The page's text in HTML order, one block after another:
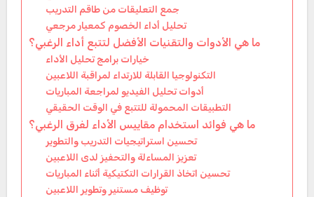
جمع التعليقات من طاقم التدريب
تحليل أداء الخصوم كمعيار مرجعي
ما هي الأدوات والتقنيات الأفضل لتتبع أداء الرغبي؟
خيارات برامج تحليل الأداء
التكنولوجيا القابلة للارتداء لمراقبة اللاعبين
أدوات تحليل الفيديو لمراجعة المباريات
التطبيقات المحمولة للتتبع في الوقت الحقيقي
ما هي فوائد استخدام مقاييس الأداء لفرق الرغبي؟
تحسين استراتيجيات التدريب والتطوير
تعزيز المساءلة والتحفيز لدى اللاعبين
تحسين اتخاذ القرارات التكتيكية أثناء المباريات
توظيف مستنير وتطوير اللاعبين